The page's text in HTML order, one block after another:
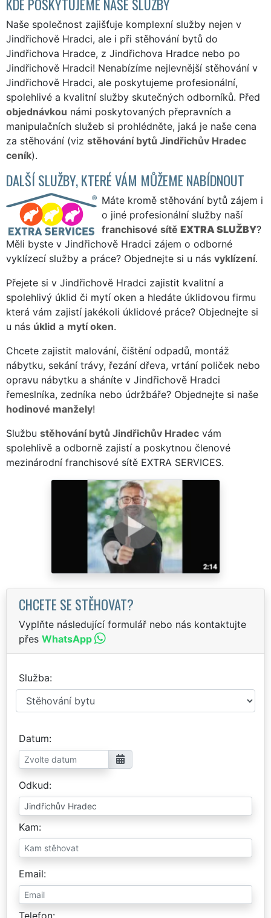
Naše společnost zajišťuje komplexní služby nejen v
Jindřichově Hradci, ale i při stěhování bytů do
Jindřichova Hradce, z Jindřichova Hradce nebo po
Jindřichově Hradci! Nenabízíme nejlevnější stěhování v
Jindřichově Hradci, ale poskytujeme profesionální,
spolehlivé a kvalitní služby skutečných odborníků. Před
objednávkou námi poskytovaných přepravních a
manipulačních služeb si prohlédněte, jaká je naše cena
za stěhování (viz stěhování bytů Jindřichův Hradec
ceník).
DALŠÍ SLUŽBY, KTERÉ VÁM MŮŽEME NABÍDNOUT
Máte kromě stěhování bytů zájem i
o jiné profesionální služby naší
franchisové sítě EXTRA SLUŽBY?
Měli byste v Jindřichově Hradci zájem o odborné
vyklízecí služby a práce? Objednejte si u nás vyklízení.
Přejete si v Jindřichově Hradci zajistit kvalitní a
spolehlivý úklid či mytí oken a hledáte úklidovou firmu
která vám zajistí jakékoli úklidové práce? Objednejte si
u nás úklid a mytí oken.
Chcete zajistit malování, čištění odpadů, montáž
nábytku, sekání trávy, řezání dřeva, vrtání poliček nebo
opravu nábytku a sháníte v Jindřichově Hradci
řemeslníka, zedníka nebo údržbáře? Objednejte si naše
hodinové manžely!
Službu stěhování bytů Jindřichův Hradec vám
spolehlivě a odborně zajistí a poskytnou členové
mezinárodní franchisové sítě EXTRA SERVICES.
CHCETE SE STĚHOVAT?
Vyplňte následující formulář nebo nás kontaktujte
přes WhatsApp
Služba
Datum
Odkud
Kam
Email
Telefon